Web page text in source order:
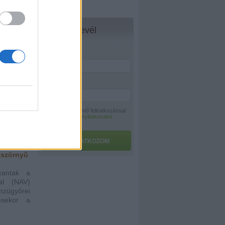
a
(NAV)
a
Hírlevél
A hírlevélre történő feliratkozással
adatvédelmi nyilatkozatot
FELIRATKOZOM